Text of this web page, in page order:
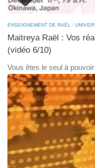
ENSEIGNEMENT DE RAËL /
Maitreya Raël : Vos
(vidéo 6/10)
Vous êtes le seul à